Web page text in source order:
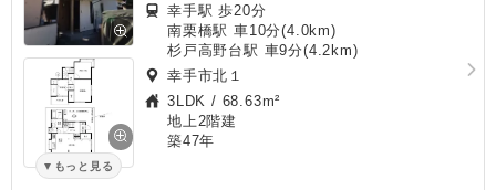
もっと見る
幸手駅 歩20分
南栗橋駅 車10分(4.0km)
杉戸高野台駅 車9分(4.2km)
幸手市北１
3LDK / 68.63m²
地上2階建
築47年